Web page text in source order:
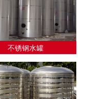
不锈钢水罐